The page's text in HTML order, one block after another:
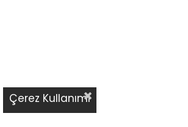
Çerez Kullanımı